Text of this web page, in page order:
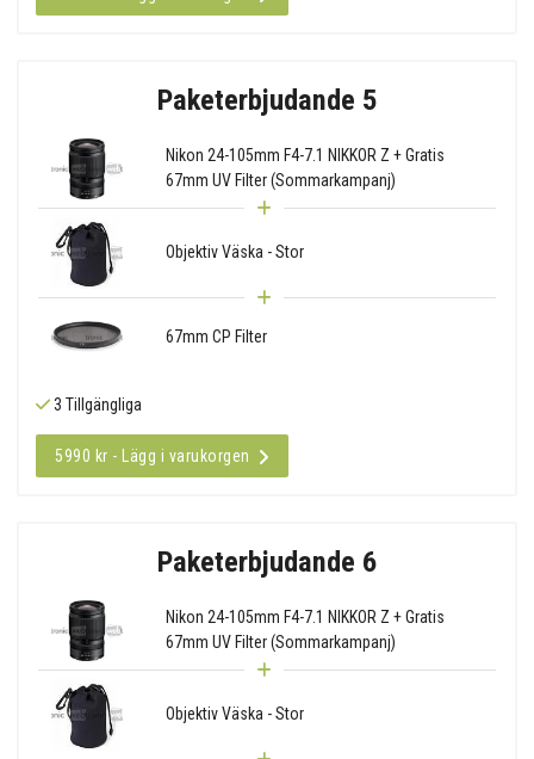
Paketerbjudande 5
Nikon 24-105mm F4-7.1 NIKKOR Z + Gratis
67mm UV Filter (Sommarkampanj)
Objektiv Väska - Stor
67mm CP Filter
3 Tillgängliga
5990 kr - Lägg i varukorgen
Paketerbjudande 6
Nikon 24-105mm F4-7.1 NIKKOR Z + Gratis
67mm UV Filter (Sommarkampanj)
Objektiv Väska - Stor